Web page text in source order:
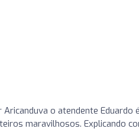
o atendente Eduardo é
maravilhosos. Explicando